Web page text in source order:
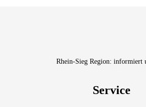
Rhein-Sieg Region: informiert
Service